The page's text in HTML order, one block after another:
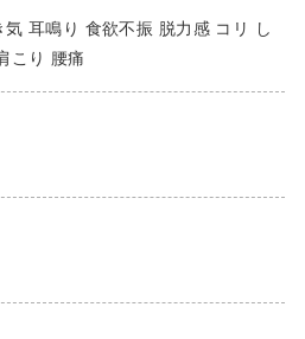
耳鳴り 食欲不振 脱力感 コリ し
こり 腰痛